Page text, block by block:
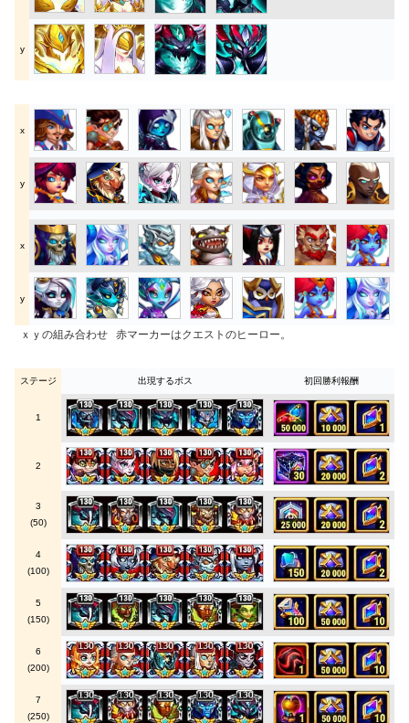
y
x
y
x
y
ｘｙの組み合わせ 赤マーカーはクエストのヒーロー。
ステージ 出現するボス 初回勝利報酬
1
2
3
(50)
4
(100)
5
(150)
6
(200)
7
(250)